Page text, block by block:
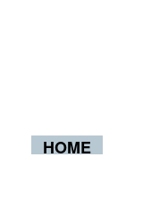
HOME